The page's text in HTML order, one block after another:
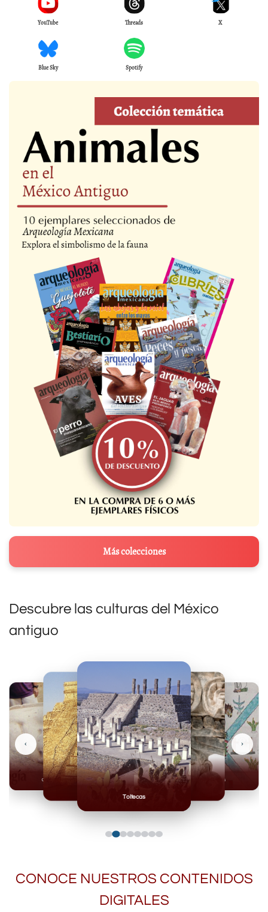
YouTube Threads X
Blue Sky Spotify
Más colecciones
Descubre las culturas del México
antiguo
Toltecas
Mexicas
Olmecas
‹ ›
CONOCE NUESTROS CONTENIDOS
DIGITALES